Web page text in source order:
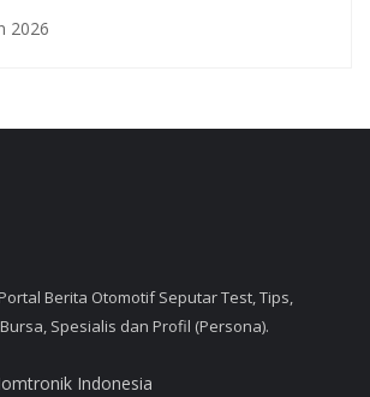
2026
Berita Otomotif Seputar Test, Tips,
Spesialis dan Profil (Persona).
Indonesia